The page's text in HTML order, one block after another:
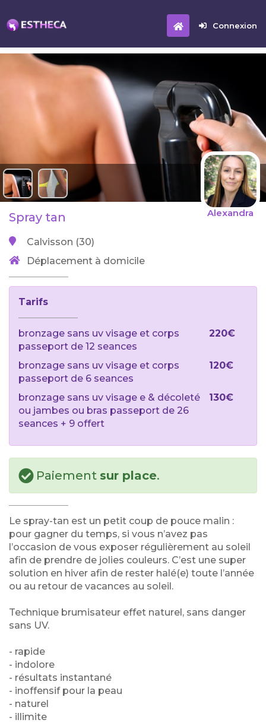
Connexion
Alexandra
Spray tan
Calvisson (30)
Déplacement à domicile
Tarifs
bronzage sans uv visage et corps
passeport de 12 seances
220€
bronzage sans uv visage et corps
passeport de 6 seances
120€
bronzage sans uv visage e & décoleté
ou jambes ou bras passeport de 26
seances + 9 offert
130€
Paiement sur place.
Le spray-tan est un petit coup de pouce malin :
pour gagner du temps, si vous n’avez pas
l’occasion de vous exposer régulièrement au soleil
afin de prendre de jolies couleurs. C’est une super
solution en hiver afin de rester halé(e) toute l’année
ou au retour de vacances au soleil.
Technique brumisateur effet naturel, sans danger
sans UV.
- rapide
- indolore
- résultats instantané
- inoffensif pour la peau
- naturel
- illimite